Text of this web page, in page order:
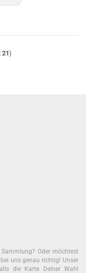
21)
Oder möchtest
uns genau richtig! Unser
die Karte Deiner Wahl